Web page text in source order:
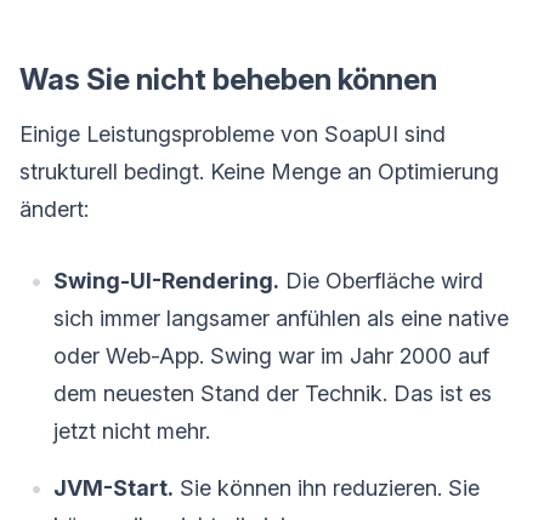
Was Sie nicht beheben können
Einige Leistungsprobleme von SoapUI sind
strukturell bedingt. Keine Menge an Optimierung
ändert:
Swing-UI-Rendering. Die Oberfläche wird
sich immer langsamer anfühlen als eine native
oder Web-App. Swing war im Jahr 2000 auf
dem neuesten Stand der Technik. Das ist es
jetzt nicht mehr.
JVM-Start. Sie können ihn reduzieren. Sie